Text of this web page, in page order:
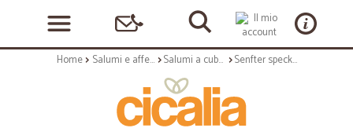
Home Salumi e affettati Salumi a cubetti Senfter speck a cubetti gr.50x2